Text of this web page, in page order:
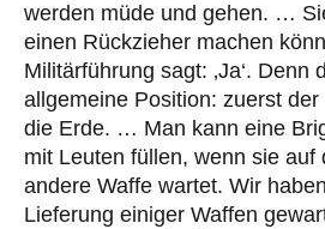
werden müde und gehen. …
einen Rückzieher machen
Militärführung sagt: ‚Ja‘. Denn
allgemeine Position: zuerst
die Erde. … Man kann eine
mit Leuten füllen, wenn sie auf
andere Waffe wartet. Wir
Lieferung einiger Waffen